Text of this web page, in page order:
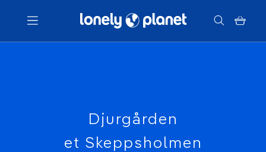
Menu
Djurgården
et Skeppsholmen